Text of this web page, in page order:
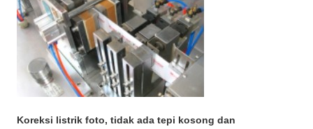
Koreksi listrik foto, tidak ada tepi kosong dan